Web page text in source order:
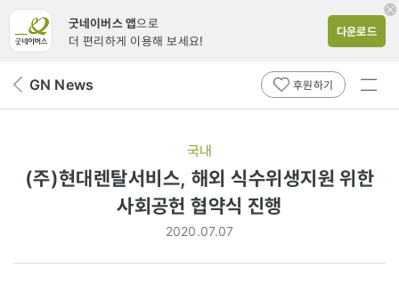
굿네이버스 앱으로
더 편리하게 이용해 보세요!
다운로드
뒤 GN News 후원하기
전체
국내
(주)현대렌탈서비스, 해외 식수위생지원 위한
사회공헌 협약식 진행
2020.07.07